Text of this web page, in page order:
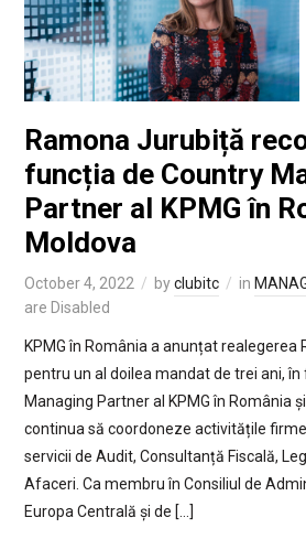
Ramona Jurubiță
funcția de Country
Partner al KPMG în
Moldova
October 4, 2022 byclubitc in
are Disabled
KPMG în România a anunțat realegerea
pentru un al doilea mandat de trei ani,
Managing Partner al KPMG în România
continua să coordoneze activitățile
servicii de Audit, Consultanță Fiscală,
Afaceri. Ca membru în Consiliul de
Europa Centrală și de […]